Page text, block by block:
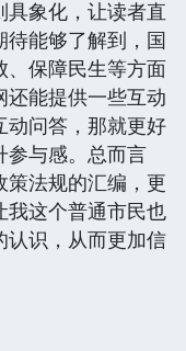
象化，让读者直
能够了解到，国
、保障民生等方面
还能提供一些互动
动问答，那就更好
参与感。总而言
策法规的汇编，更
我这个普通市民也
认识，从而更加信